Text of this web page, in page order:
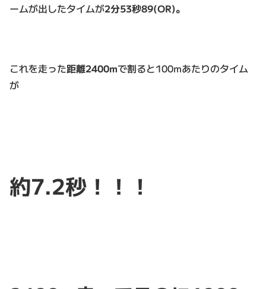
ームが出したタイムが2分53秒89(OR)。
これを走った距離2400mで割ると100mあたりのタイム
が
約7.2秒！！！